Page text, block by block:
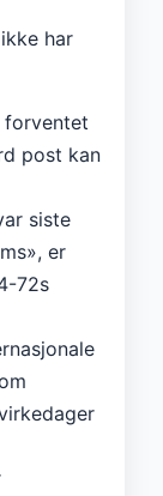
ikke har
forventet
post kan
siste
er
72s